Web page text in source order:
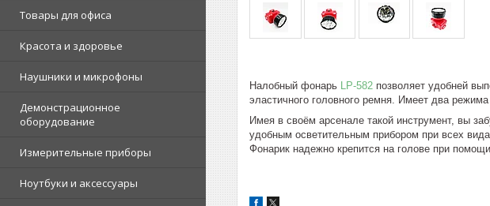
Товары для офиса
Красота и здоровье
Наушники и микрофоны
Демонстрационное
оборудование
Измерительные приборы
Ноутбуки и аксессуары
Налобный фонарь LP-582 позволяет удобней
эластичного головного ремня. Имеет два
Имея в своём арсенале такой инструмент, вы
удобным осветительным прибором при всех
Фонарик надежно крепится на голове при